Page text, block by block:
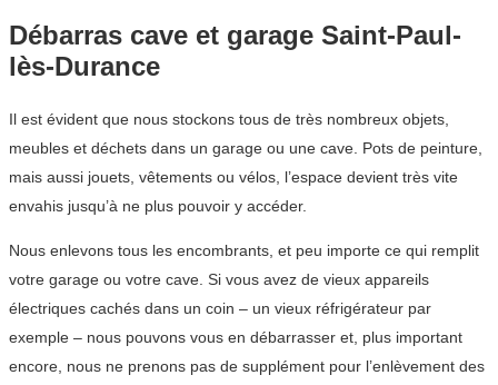
Débarras cave et garage Saint-Paul-
lès-Durance
Il est évident que nous stockons tous de très nombreux objets,
meubles et déchets dans un garage ou une cave. Pots de peinture,
mais aussi jouets, vêtements ou vélos, l’espace devient très vite
envahis jusqu’à ne plus pouvoir y accéder.
Nous enlevons tous les encombrants, et peu importe ce qui remplit
votre garage ou votre cave. Si vous avez de vieux appareils
électriques cachés dans un coin – un vieux réfrigérateur par
exemple – nous pouvons vous en débarrasser et, plus important
encore, nous ne prenons pas de supplément pour l’enlèvement des